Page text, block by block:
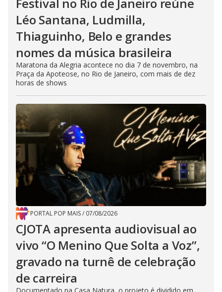
Festival no Rio de Janeiro reúne
Léo Santana, Ludmilla,
Thiaguinho, Belo e grandes
nomes da música brasileira
Maratona da Alegria acontece no dia 7 de novembro, na
Praça da Apoteose, no Rio de Janeiro, com mais de dez
horas de shows
PORTAL POP MAIS/ 07/08/2026
CJOTA apresenta audiovisual ao
vivo “O Menino Que Solta a Voz”,
gravado na turnê de celebração
de carreira